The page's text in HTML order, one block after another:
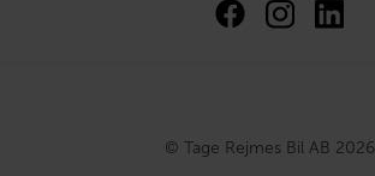
© Tage Rejmes Bil AB 2026